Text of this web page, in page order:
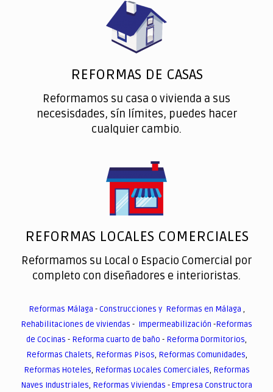
REFORMAS DE CASAS
Reformamos su casa o vivienda a sus
necesisdades, sín límites, puedes hacer
cualquier cambio.
REFORMAS LOCALES COMERCIALES
Reformamos su Local o Espacio Comercial por
completo con diseñadores e interioristas.
Reformas Málaga -Construcciones y Reformas en Málaga ,
Rehabilitaciones de viviendas - Impermeabilización -Reformas
de Cocinas - Reforma cuarto de baño - Reforma Dormitorios,
Reformas Chalets, Reformas Pisos, Reformas Comunidades,
Reformas Hoteles, Reformas Locales Comerciales, Reformas
Naves Industriales, Reformas Viviendas -Empresa Constructora